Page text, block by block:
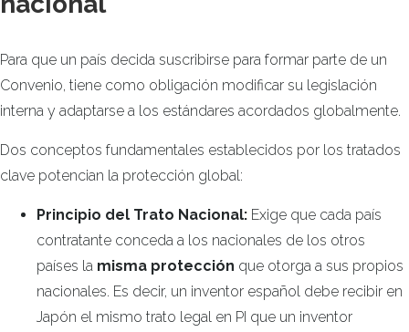
Para que un país decida suscribirse para formar parte de un
Convenio, tiene como obligación modificar su legislación
interna y adaptarse a los estándares acordados globalmente.
Dos conceptos fundamentales establecidos por los tratados
clave potencian la protección global:
Principio del Trato Nacional: Exige que cada país
contratante conceda a los nacionales de los otros
países la misma protección que otorga a sus propios
nacionales. Es decir, un inventor español debe recibir en
Japón el mismo trato legal en PI que un inventor